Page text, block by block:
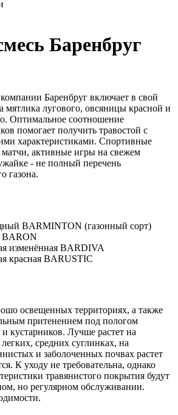
Баренбруг
Баренбруг включает в свой
мятлика лугового, овсяницы красной и
Оптимальное соотношение
помогает получить травостой с
характеристиками. Спортивные
активные игры на свежем
- не полный перечень
газона.
BARMINTON (газонный сорт)
BARON
изменённая BARDIVA
красная BARUSTIC
освещенных территориях, а также
притенением под пологом
кустарников. Лучше растет на
средних суглинках, на
и заболоченных почвах растет
К уходу не требовательна, однако
травянистого покрытия будут
но регулярном обслуживании.